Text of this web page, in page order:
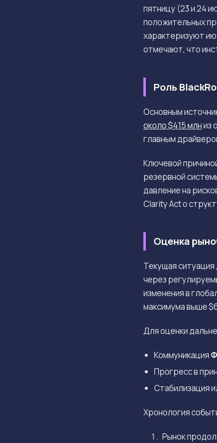
пятницу (23 и 24
положительных
характеризуют
отмечают, что
Роль
Основным
около $415 млниз
главным
Ключевой
резервной
давление на
Clarity Act о
Оценка
Текущая
через
изменения в
максимума выше
Для оценки
Коммуникация
Прогресс в
Стабилизация
Хронология
Рынок